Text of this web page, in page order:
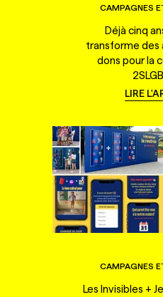
CAMPAGNES
Déjà cinq
transforme des
dons pour la
LIRE
CAMPAGNES
Les Invisibles +